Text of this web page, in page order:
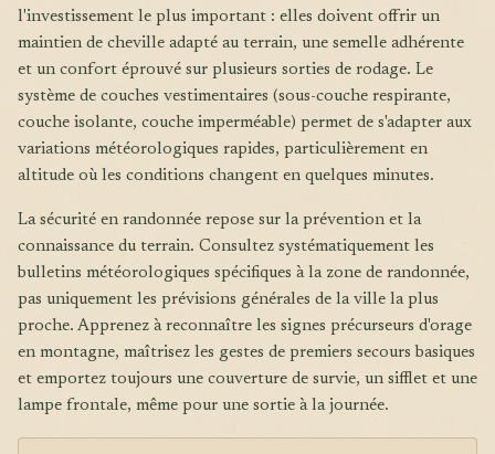
l'investissement le plus important : elles doivent offrir un
maintien de cheville adapté au terrain, une semelle adhérente
et un confort éprouvé sur plusieurs sorties de rodage. Le
système de couches vestimentaires (sous-couche respirante,
couche isolante, couche imperméable) permet de s'adapter aux
variations météorologiques rapides, particulièrement en
altitude où les conditions changent en quelques minutes.
La sécurité en randonnée repose sur la prévention et la
connaissance du terrain. Consultez systématiquement les
bulletins météorologiques spécifiques à la zone de randonnée,
pas uniquement les prévisions générales de la ville la plus
proche. Apprenez à reconnaître les signes précurseurs d'orage
en montagne, maîtrisez les gestes de premiers secours basiques
et emportez toujours une couverture de survie, un sifflet et une
lampe frontale, même pour une sortie à la journée.